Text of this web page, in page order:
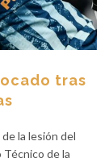
tras
la lesión del
Técnico de la